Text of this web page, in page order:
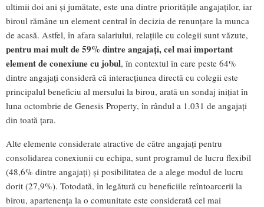
ultimii doi ani și jumătate, este una dintre prioritățile angajaților, iar
biroul rămâne un element central în decizia de renunțare la munca
de acasă. Astfel, în afara salariului, relațiile cu colegii sunt văzute,
pentru mai mult de 59% dintre angajați, cel mai important
element de conexiune cu jobul, în contextul în care peste 64%
dintre angajați consideră că interacțiunea directă cu colegii este
principalul beneficiu al mersului la birou, arată un sondaj inițiat în
luna octombrie de Genesis Property, în rândul a 1.031 de angajați
din toată țara.
Alte elemente considerate atractive de către angajați pentru
consolidarea conexiunii cu echipa, sunt programul de lucru flexibil
(48,6% dintre angajați) și posibilitatea de a alege modul de lucru
dorit (27,9%). Totodată, în legătură cu beneficiile reîntoarcerii la
birou, apartenența la o comunitate este considerată cel mai